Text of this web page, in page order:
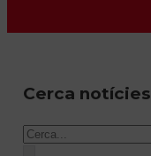
Cerca notícies
Cercar